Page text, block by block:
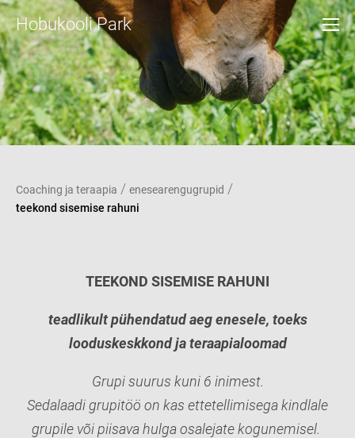
Hobukooli Park
Coaching ja teraapia / enesearengugrupid /
teekond sisemise rahuni
TEEKOND SISEMISE RAHUNI
teadlikult pühendatud aeg enesele, toeks
looduskeskkond ja teraapialoomad
Grupi suurus kuni 6 inimest.
Sedalaadi grupitöö on kas ettetellimisega kindlale
grupile või piisava hulga osalejate kogunemisel.